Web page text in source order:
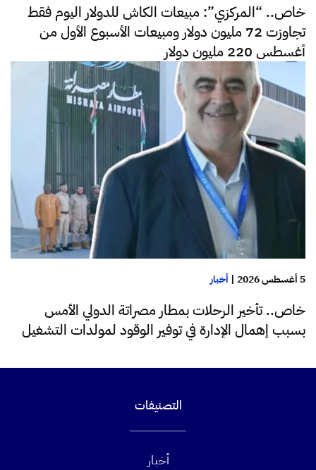
خاص.. “المركزي”: مبيعات الكاش للدولار اليوم فقط
تجاوزت 72 مليون دولار ومبيعات الأسبوع الأول من
أغسطس 220 مليون دولار
5 أغسطس 2026 | أخبار
خاص.. تأخير الرحلات بمطار مصراتة الدولي الأمس
بسبب إهمال الإدارة في توفير الوقود لمولدات التشغيل
التصنيفات
أخبار